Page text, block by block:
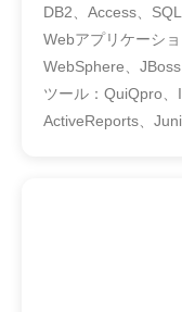
DB2、Access、
Webアプリケーシ
WebSphere、
ツール：QuiQpro、
ActiveReports、